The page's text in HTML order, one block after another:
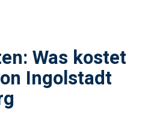
Was kostet
Ingolstadt